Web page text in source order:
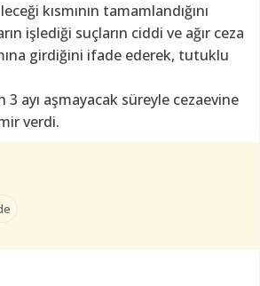
kısmının tamamlandığını
işlediği suçların ciddi ve ağır ceza
girdiğini ifade ederek, tutuklu
3 ayı aşmayacak süreyle cezaevine
verdi.